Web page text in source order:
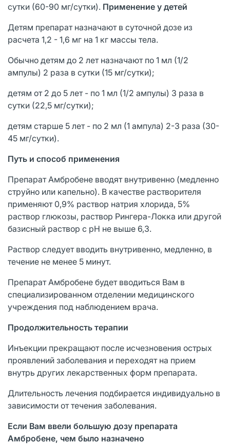
сутки (60-90 мг/сутки). Применение у детей
Детям препарат назначают в суточной дозе из
расчета 1,2 - 1,6 мг на 1 кг массы тела.
Обычно детям до 2 лет назначают по 1 мл (1/2
ампулы) 2 раза в сутки (15 мг/сутки);
детям от 2 до 5 лет - по 1 мл (1/2 ампулы) 3 раза в
сутки (22,5 мг/сутки);
детям старше 5 лет - по 2 мл (1 ампула) 2-3 раза (30-
45 мг/сутки).
Путь и способ применения
Препарат Амбробене вводят внутривенно (медленно
струйно или капельно). В качестве растворителя
применяют 0,9% раствор натрия хлорида, 5%
раствор глюкозы, раствор Рингера-Локка или другой
базисный раствор с рН не выше 6,3.
Раствор следует вводить внутривенно, медленно, в
течение не менее 5 минут.
Препарат Амбробене будет вводиться Вам в
специализированном отделении медицинского
учреждения под наблюдением врача.
Продолжительность терапии
Инъекции прекращают после исчезновения острых
проявлений заболевания и переходят на прием
внутрь других лекарственных форм препарата.
Длительность лечения подбирается индивидуально в
зависимости от течения заболевания.
Если Вам ввели большую дозу препарата
Амбробене, чем было назначено